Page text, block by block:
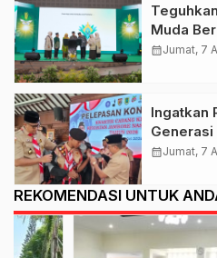
Muda
Nashir
calendar_monthJumat, 7
Ingatkan
Generasi
Gerakan
calendar_monthJumat, 7
REKOMENDASI UNTUK